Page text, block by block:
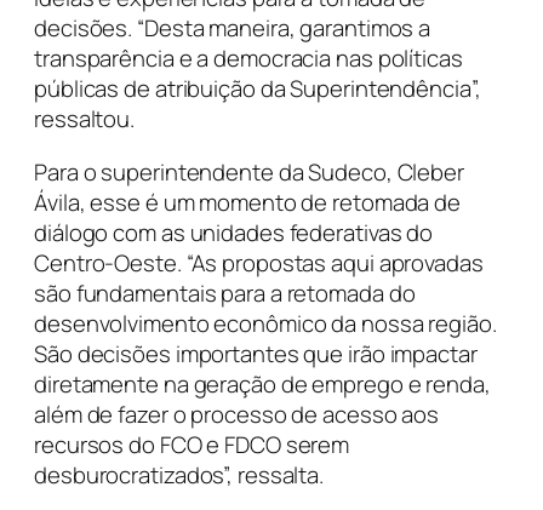
decisões. “Desta maneira, garantimos a
transparência e a democracia nas políticas
públicas de atribuição da Superintendência”,
ressaltou.
Para o superintendente da Sudeco, Cleber
Ávila, esse é um momento de retomada de
diálogo com as unidades federativas do
Centro-Oeste. “As propostas aqui aprovadas
são fundamentais para a retomada do
desenvolvimento econômico da nossa região.
São decisões importantes que irão impactar
diretamente na geração de emprego e renda,
além de fazer o processo de acesso aos
recursos do FCO e FDCO serem
desburocratizados”, ressalta.